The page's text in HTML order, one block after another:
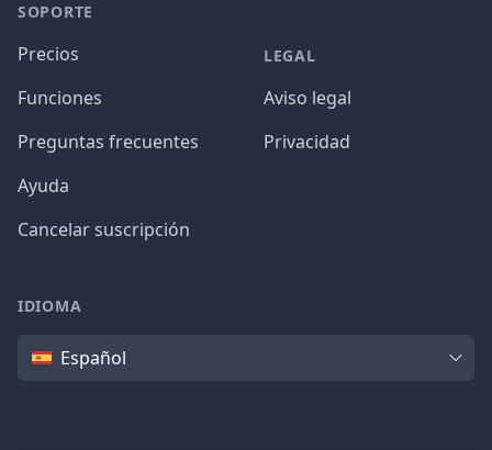
SOPORTE
Precios
Funciones
Preguntas frecuentes
Ayuda
Cancelar suscripción
LEGAL
Aviso legal
Privacidad
IDIOMA
IdiomaEspañol